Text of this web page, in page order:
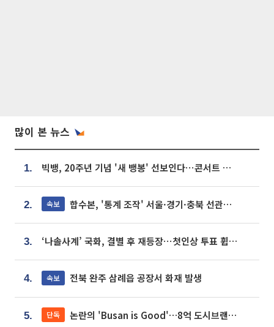
많이 본 뉴스
1. 빅뱅, 20주년 기념 '새 뱅봉' 선보인다⋯콘서트 앞두고 팝업 개최
2. 속보 합수본, '통계 조작' 서울·경기·충북 선관위 등 추가 압수수색
3. ‘나솔사계’ 국화, 결별 후 재등장⋯첫인상 투표 휩쓸고 ‘인기녀’ 등극
4. 속보 전북 완주 삼례읍 공장서 화재 발생
5. 단독 논란의 'Busan is Good'…8억 도시브랜드, 용산 대통령실 CI 업체가 수행